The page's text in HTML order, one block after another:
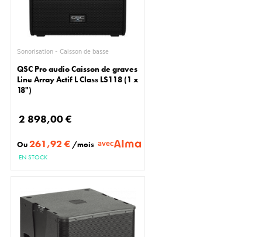
Sonorisation - Caisson de basse
QSC Pro audio Caisson de graves
Line Array Actif L Class LS118 (1 x
18")
2 898,00 €
Ou261,92 € /mois avec
EN STOCK